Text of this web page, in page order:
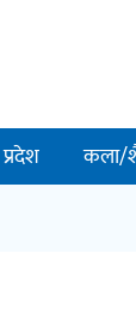
प्रदेश कला/